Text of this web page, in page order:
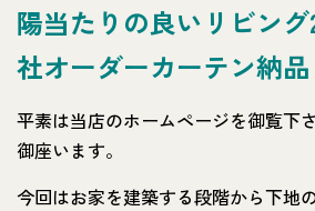
陽当たりの良いリビング
社オーダーカーテン納品
平素は当店のホームページを御覧下
御座います。
今回はお家を建築する段階から下地